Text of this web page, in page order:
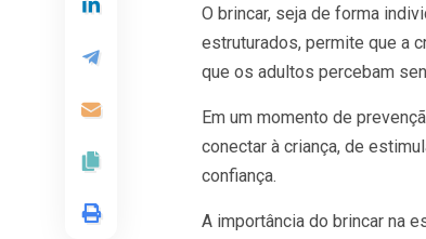
O brincar, seja de forma
estruturados, permite que a
que os adultos percebam
Em um momento de
conectar à criança, de
confiança.
A importância do brincar na